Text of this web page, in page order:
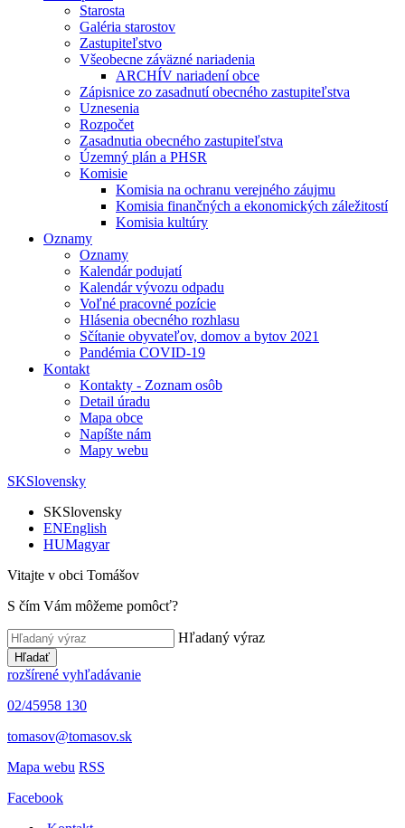
Starosta
Galéria starostov
Zastupiteľstvo
Všeobecne záväzné nariadenia
ARCHÍV nariadení obce
Zápisnice zo zasadnutí obecného zastupiteľstva
Uznesenia
Rozpočet
Zasadnutia obecného zastupiteľstva
Územný plán a PHSR
Komisie
Komisia na ochranu verejného záujmu
Komisia finančných a ekonomických záležitostí
Komisia kultúry
Oznamy
Oznamy
Kalendár podujatí
Kalendár vývozu odpadu
Voľné pracovné pozície
Hlásenia obecného rozhlasu
Sčítanie obyvateľov, domov a bytov 2021
Pandémia COVID-19
Kontakt
Kontakty - Zoznam osôb
Detail úradu
Mapa obce
Napíšte nám
Mapy webu
SKSlovensky
SKSlovensky
ENEnglish
HUMagyar
Vitajte v obci Tomášov
S čím Vám môžeme pomôcť?
Hľadaný výraz
Hľadať
rozšírené vyhľadávanie
02/45958 130
tomasov@tomasov.sk
Mapa webu RSS
Facebook